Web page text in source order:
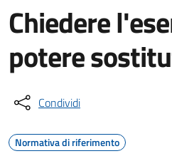
Chiedere
potere
Condividi
Normativa di riferimento